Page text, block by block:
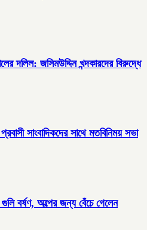
দলিল: জসিমউদ্দিন খন্দকারদের বিরুদ্ধে
সাংবাদিকদের সাথে মতবিনিময় সভা
বর্ষণ, অল্পের জন্য বেঁচে গেলেন